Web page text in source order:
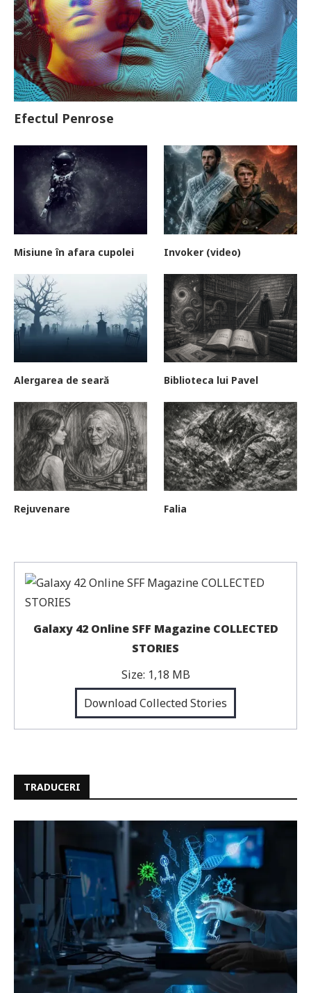
Efectul Penrose
Misiune în afara cupolei Invoker (video)
Alergarea de seară Biblioteca lui Pavel
Rejuvenare Falia
Galaxy 42 Online SFF Magazine COLLECTED
STORIES
Size: 1,18 MB
Download Collected Stories
TRADUCERI